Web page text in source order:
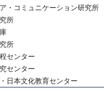
・コミュニケーション研究所
所
所
センター
センター
日本文化教育センター